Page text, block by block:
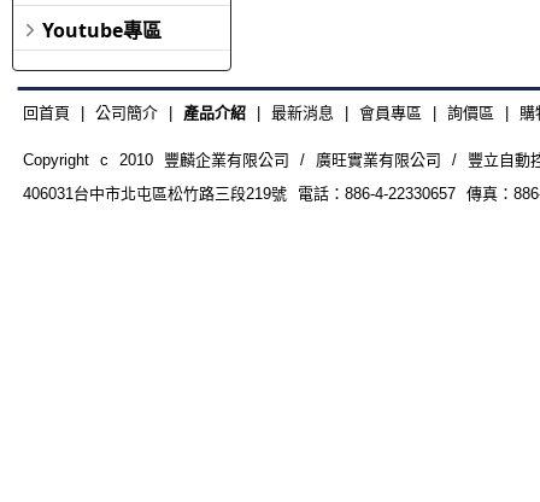
Youtube專區
回首頁 公司簡介| 產品介紹| 最新消息 會員專區 詢價區 購
Copyright c 2010 豐麟企業有限公司 / 廣旺實業有限公司 / 豐立自動
406031台中市北屯區松竹路三段219號 電話：886-4-22330657 傳真：